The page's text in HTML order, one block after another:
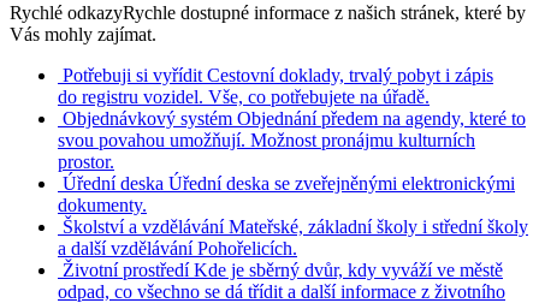
Rychlé odkazyRychle dostupné informace z našich stránek, které by
Vás mohly zajímat.
Potřebuji si vyřídit Cestovní doklady, trvalý pobyt i zápis
do registru vozidel. Vše, co potřebujete na úřadě.
Objednávkový systém Objednání předem na agendy, které to
svou povahou umožňují. Možnost pronájmu kulturních
prostor.
Úřední deska Úřední deska se zveřejněnými elektronickými
dokumenty.
Školství a vzdělávání Mateřské, základní školy i střední školy
a další vzdělávání Pohořelicích.
Životní prostředí Kde je sběrný dvůr, kdy vyváží ve městě
odpad, co všechno se dá třídit a další informace z životního